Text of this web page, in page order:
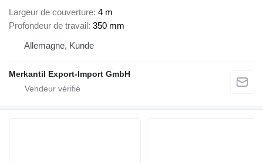
Largeur de couverture 4 m
Profondeur de travail 350 mm
Allemagne, Kunde
Merkantil Export-Import GmbH